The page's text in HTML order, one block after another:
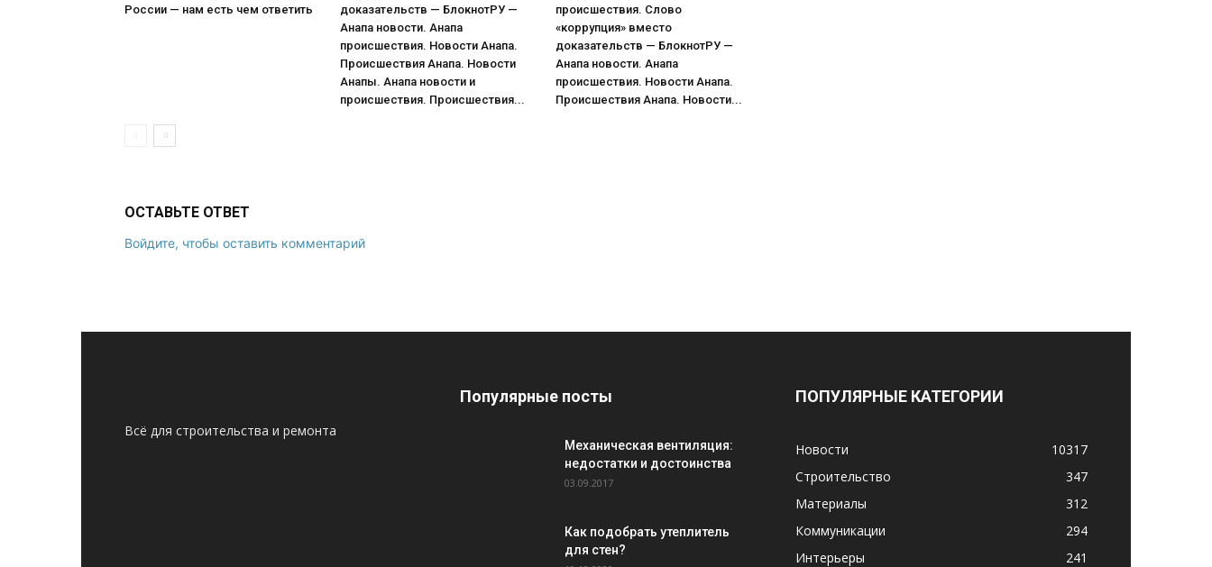
России — нам есть чем ответить
доказательств — БлокнотРУ —
Анапа новости. Анапа
происшествия. Новости Анапа.
Происшествия Анапа. Новости
Анапы. Анапа новости и
происшествия. Происшествия...
происшествия. Слово
«коррупция» вместо
доказательств — БлокнотРУ —
Анапа новости. Анапа
происшествия. Новости Анапа.
Происшествия Анапа. Новости...
ОСТАВЬТЕ ОТВЕТ
Войдите, чтобы оставить комментарий
Всё для строительства и ремонта
Популярные посты
Механическая вентиляция:
недостатки и достоинства
03.09.2017
Как подобрать утеплитель
для стен?
ПОПУЛЯРНЫЕ КАТЕГОРИИ
Новости
10317
Строительство
347
Материалы
312
Коммуникации
294
Интерьеры
241